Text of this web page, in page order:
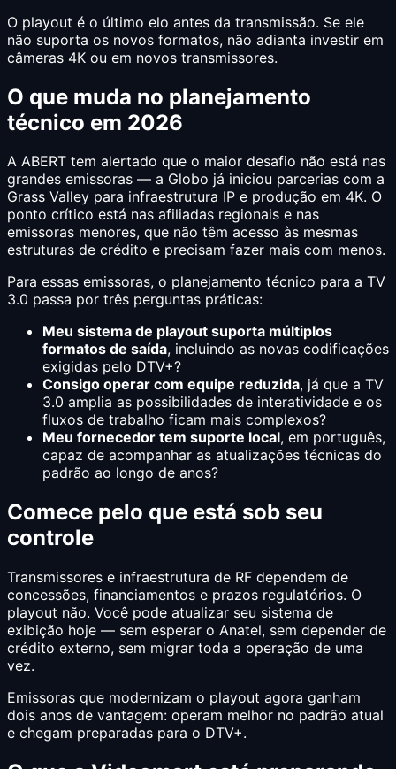
O playout é o último elo antes da transmissão. Se ele
não suporta os novos formatos, não adianta investir em
câmeras 4K ou em novos transmissores.
O que muda no planejamento
técnico em 2026
A ABERT tem alertado que o maior desafio não está nas
grandes emissoras — a Globo já iniciou parcerias com a
Grass Valley para infraestrutura IP e produção em 4K. O
ponto crítico está nas afiliadas regionais e nas
emissoras menores, que não têm acesso às mesmas
estruturas de crédito e precisam fazer mais com menos.
Para essas emissoras, o planejamento técnico para a TV
3.0 passa por três perguntas práticas:
Meu sistema de playout suporta múltiplos
formatos de saída, incluindo as novas codificações
exigidas pelo DTV+?
Consigo operar com equipe reduzida, já que a TV
3.0 amplia as possibilidades de interatividade e os
fluxos de trabalho ficam mais complexos?
Meu fornecedor tem suporte local, em português,
capaz de acompanhar as atualizações técnicas do
padrão ao longo de anos?
Comece pelo que está sob seu
controle
Transmissores e infraestrutura de RF dependem de
concessões, financiamentos e prazos regulatórios. O
playout não. Você pode atualizar seu sistema de
exibição hoje — sem esperar o Anatel, sem depender de
crédito externo, sem migrar toda a operação de uma
vez.
Emissoras que modernizam o playout agora ganham
dois anos de vantagem: operam melhor no padrão atual
e chegam preparadas para o DTV+.